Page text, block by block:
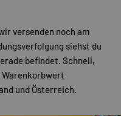
versenden noch am
siehst du
befindet. Schnell,
und Österreich.